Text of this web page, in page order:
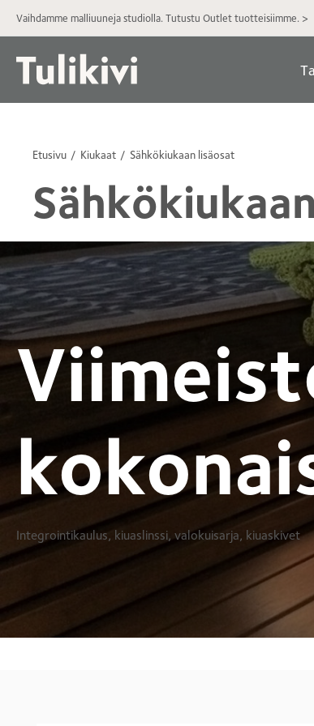
Vaihdamme malliuuneja studiolla. Tutustu Outlet tuotteisiimme. >
Etusivu Kiukaat Sähkökiukaan lisäosat
Integrointikaulus, kiuaslinssi, valokuisarja, kiuaskivet